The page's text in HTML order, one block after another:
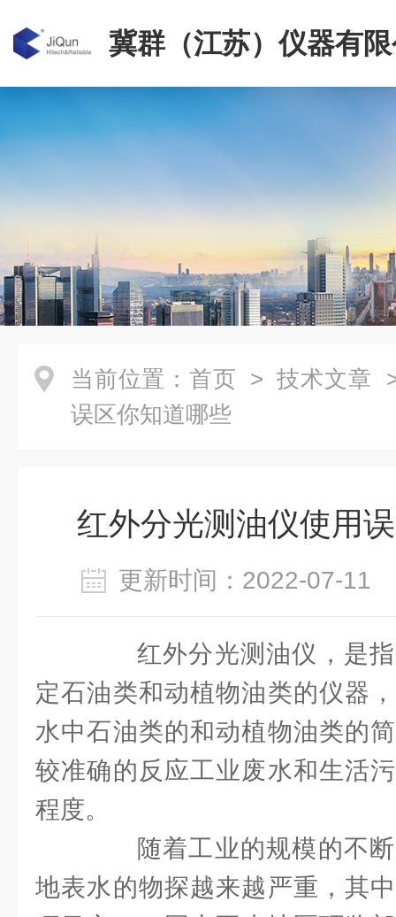
冀群（江苏）仪器有
当前位置： 首页 > 技术文章
误区你知道哪些
红外分光测油仪使用
更新时间：2022-07-
红外分光测油仪，是指
定石油类和动植物油类的仪器
水中石油类的和动植物油类的
较准确的反应工业废水和生活
程度。
随着工业的规模的不断
地表水的物探越来越严重，其